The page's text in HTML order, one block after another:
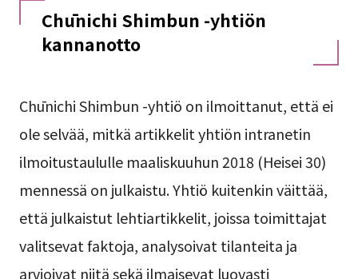
Chūnichi Shimbun -yhtiön
kannanotto
Chūnichi Shimbun -yhtiö on ilmoittanut, että ei
ole selvää, mitkä artikkelit yhtiön intranetin
ilmoitustaululle maaliskuuhun 2018 (Heisei 30)
mennessä on julkaistu. Yhtiö kuitenkin väittää,
että julkaistut lehtiartikkelit, joissa toimittajat
valitsevat faktoja, analysoivat tilanteita ja
arvioivat niitä sekä ilmaisevat luovasti